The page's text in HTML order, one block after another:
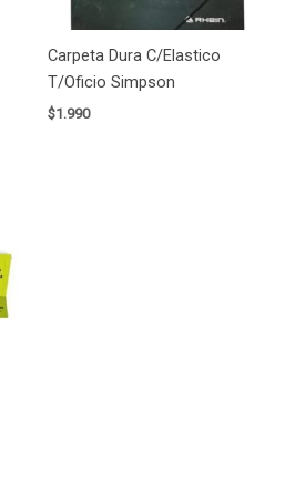
Carpeta Dura C/Elastico
T/Oficio Simpson
$1.990